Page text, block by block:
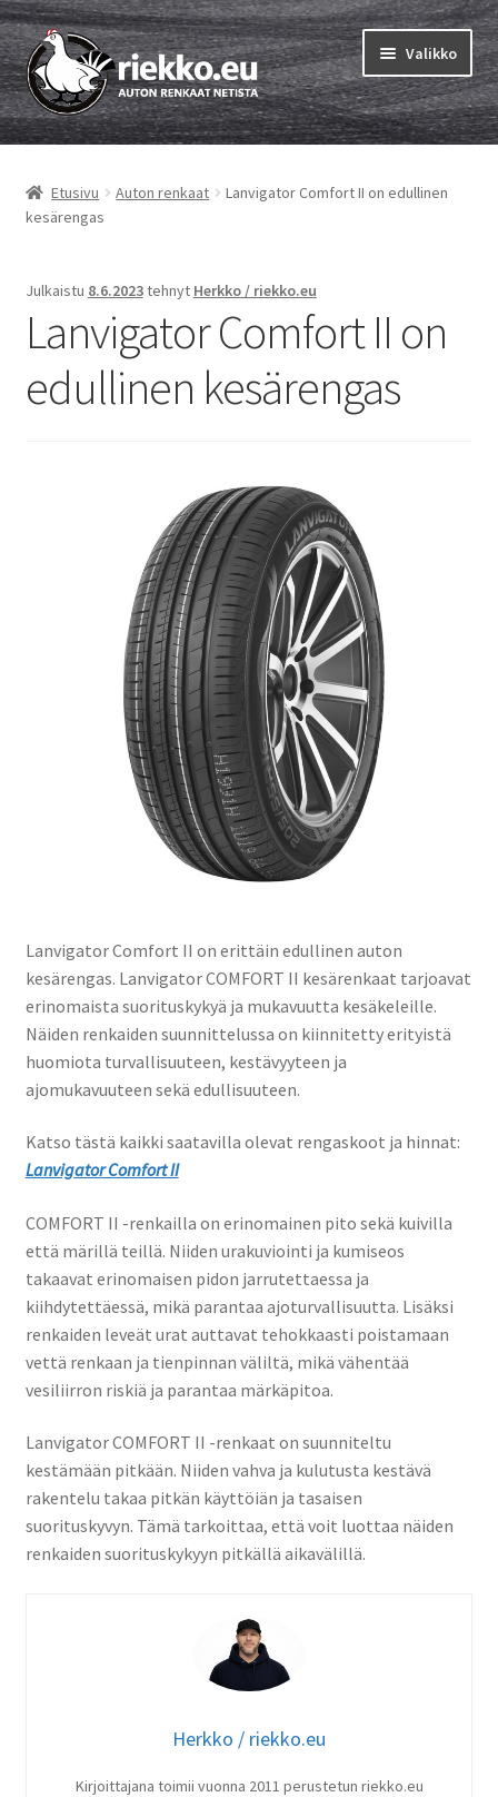
Siirry
navigointiin
Siirry
sisältöön
Valikko
Etusivu
Vinkit & ohjeet
Auton renkaat
Rengastestit
Etusivu Auton renkaat
Lanvigator Comfort II on edullinen
kesärengas
Julkaistu 8.6.2023tehnyt Herkko / riekko.eu
Lanvigator Comfort II on
edullinen kesärengas
Lanvigator Comfort II on erittäin edullinen auton
kesärengas. Lanvigator COMFORT II kesärenkaat tarjoavat
erinomaista suorituskykyä ja mukavuutta kesäkeleille.
Näiden renkaiden suunnittelussa on kiinnitetty erityistä
huomiota turvallisuuteen, kestävyyteen ja
ajomukavuuteen sekä edullisuuteen.
Katso tästä kaikki saatavilla olevat rengaskoot ja hinnat:
Lanvigator Comfort II
COMFORT II -renkailla on erinomainen pito sekä kuivilla
että märillä teillä. Niiden urakuviointi ja kumiseos
takaavat erinomaisen pidon jarrutettaessa ja
kiihdytettäessä, mikä parantaa ajoturvallisuutta. Lisäksi
renkaiden leveät urat auttavat tehokkaasti poistamaan
vettä renkaan ja tienpinnan väliltä, mikä vähentää
vesiliirron riskiä ja parantaa märkäpitoa.
Lanvigator COMFORT II -renkaat on suunniteltu
kestämään pitkään. Niiden vahva ja kulutusta kestävä
rakentelu takaa pitkän käyttöiän ja tasaisen
suorituskyvyn. Tämä tarkoittaa, että voit luottaa näiden
renkaiden suorituskykyyn pitkällä aikavälillä.
Herkko / riekko.eu
Kirjoittajana toimii vuonna 2011 perustetun riekko.eu